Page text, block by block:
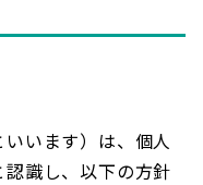
います）は、個人
識し、以下の方針